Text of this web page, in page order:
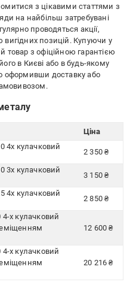
з цікавими статтями з
на найбільш затребувані
проводяться акції,
позицій. Купуючи у
товар з офіційною гарантією
в Києві або в будь-якому
оформивши доставку або
Ціна
4х кулачковий
2 350 ₴
3х кулачковий
3 150 ₴
4х кулачковий
2 850 ₴
х кулачковий
12 600 ₴
х кулачковий
20 216 ₴